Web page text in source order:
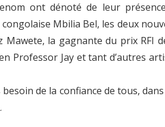
ont dénoté de leur
Mbilia Bel, les deux
Mawete, la gagnante du prix RFI
Professor Jay et tant d’autres
besoin de la confiance de tous,